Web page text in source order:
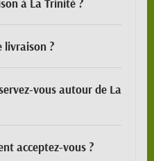
livraison ?
vous autour de La
acceptez-vous ?